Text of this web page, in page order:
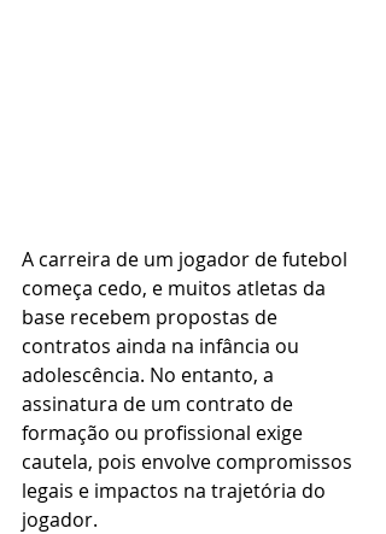
A carreira de um jogador de futebol
começa cedo, e muitos atletas da
base recebem propostas de
contratos ainda na infância ou
adolescência. No entanto, a
assinatura de um contrato de
formação ou profissional exige
cautela, pois envolve compromissos
legais e impactos na trajetória do
jogador.